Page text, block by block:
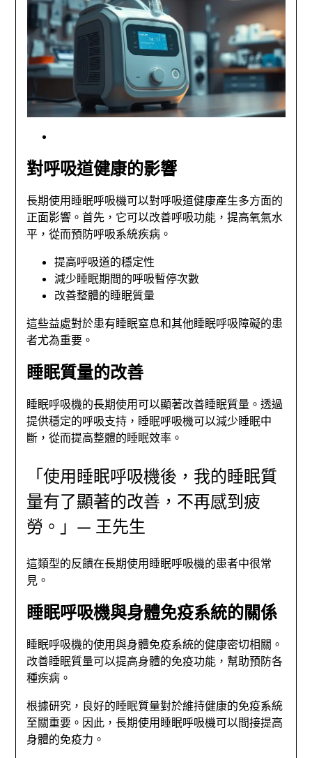
對呼吸道健康的影響
長期使用睡眠呼吸機可以對呼吸道健康產生多方面的
正面影響。首先，它可以改善呼吸功能，提高氧氣水
平，從而預防呼吸系統疾病。
提高呼吸道的穩定性
減少睡眠期間的呼吸暫停次數
改善整體的睡眠質量
這些益處對於患有睡眠窒息和其他睡眠呼吸障礙的患
者尤為重要。
睡眠質量的改善
睡眠呼吸機的長期使用可以顯著改善睡眠質量。透過
提供穩定的呼吸支持，睡眠呼吸機可以減少睡眠中
斷，從而提高整體的睡眠效率。
「使用睡眠呼吸機後，我的睡眠質
量有了顯著的改善，不再感到疲
勞。」— 王先生
這類型的反饋在長期使用睡眠呼吸機的患者中很常
見。
睡眠呼吸機與身體免疫系統的關係
睡眠呼吸機的使用與身體免疫系統的健康密切相關。
改善睡眠質量可以提高身體的免疫功能，幫助預防各
種疾病。
根據研究，良好的睡眠質量對於維持健康的免疫系統
至關重要。因此，長期使用睡眠呼吸機可以間接提高
身體的免疫力。